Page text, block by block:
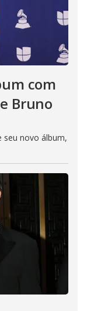
com
Bruno
seu novo álbum,